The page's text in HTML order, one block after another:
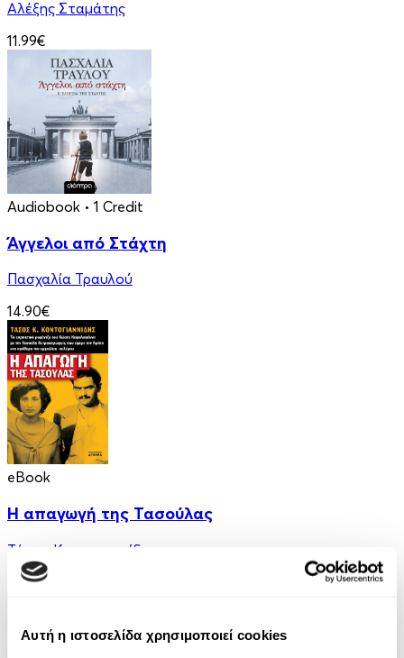
Αυτή η ιστοσελίδα χρησιμοποιεί cookies
Αλέξης Σταμάτης
11.99€
Audiobook • 1 Credit
Άγγελοι από Στάχτη
Πασχαλία Τραυλού
14.90€
eBook
Η απαγωγή της Τασούλας
Τάσος Κοντογιαννίδης
9.99€